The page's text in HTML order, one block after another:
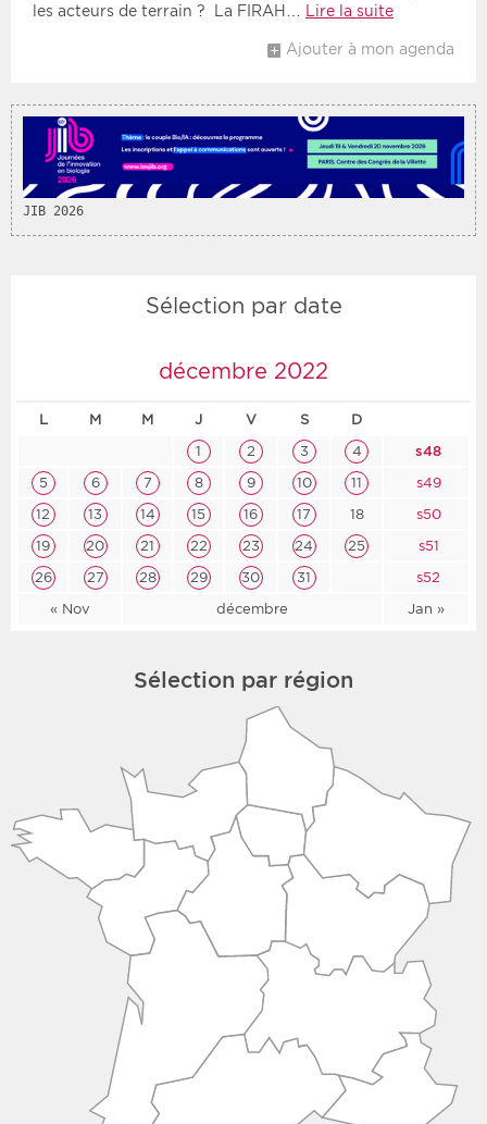
Médico-social
Période
Choisir une date de début
les acteurs de terrain ? La FIRAH…
Lire la suite
Ajouter à mon agenda
JIB 2026
Sélection par date
décembre 2022
L M M J V S D
« Nov décembre Jan »
1 2 3 4
s48
5
6 7 8 9 10 11
s49
12
13 14 15 16 17 18
s50
19
20 21 22 23 24 25
s51
26
27 28 29 30 31 s52
Sélection par région